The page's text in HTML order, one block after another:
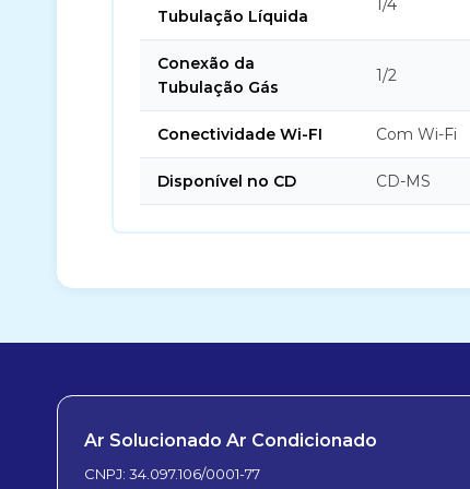
Tubulação Líquida
1/4
Conexão da
Tubulação Gás
1/2
Conectividade Wi-FI Com Wi-Fi
Disponível no CD CD-MS
Ar Solucionado Ar Condicionado
CNPJ: 34.097.106/0001-77